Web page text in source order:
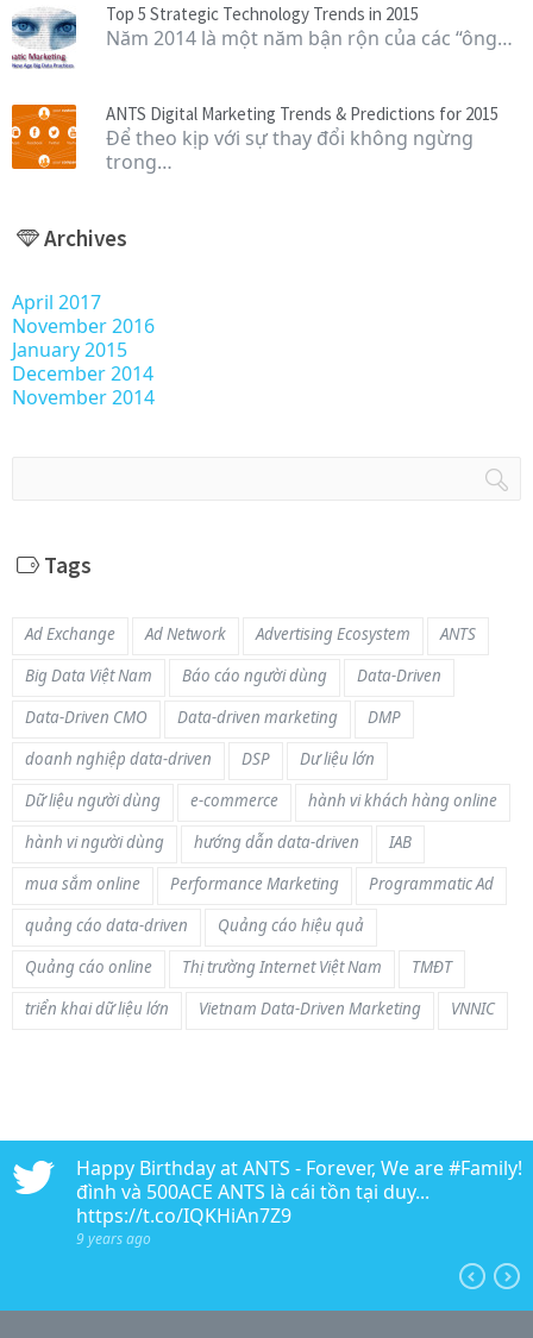
Top 5 Strategic Technology Trends in 2015
Năm 2014 là một năm bận rộn của các “ông…
ANTS Digital Marketing Trends & Predictions for 2015
Để theo kịp với sự thay đổi không ngừng
trong…
Archives
April 2017
November 2016
January 2015
December 2014
November 2014
Tags
Ad Exchange Ad Network Advertising Ecosystem
ANTS
Big Data Việt Nam
Báo cáo người dùng
Data-Driven
Data-Driven CMO
Data-driven marketing
DMP
doanh nghiệp data-driven
DSP
Dư liệu lớn
Dữ liệu người dùng
e-commerce
hành vi khách hàng online
hành vi người dùng
hướng dẫn data-driven
IAB
mua sắm online
Performance Marketing
Programmatic Ad
quảng cáo data-driven
Quảng cáo hiệu quả
Quảng cáo online
Thị trường Internet Việt Nam
TMĐT
triển khai dữ liệu lớn
Vietnam Data-Driven Marketing VNNIC
Happy Birthday at ANTS - Forever, We are
đình và 500ACE ANTS là cái tồn tại duy...
https://t.co/IQKHiAn7Z9
9 years ago